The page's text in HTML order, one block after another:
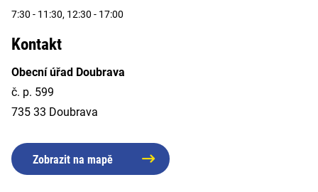
7:30 - 11:30, 12:30 - 17:00
Kontakt
Obecní úřad Doubrava
č. p. 599
735 33 Doubrava
Zobrazit na mapě